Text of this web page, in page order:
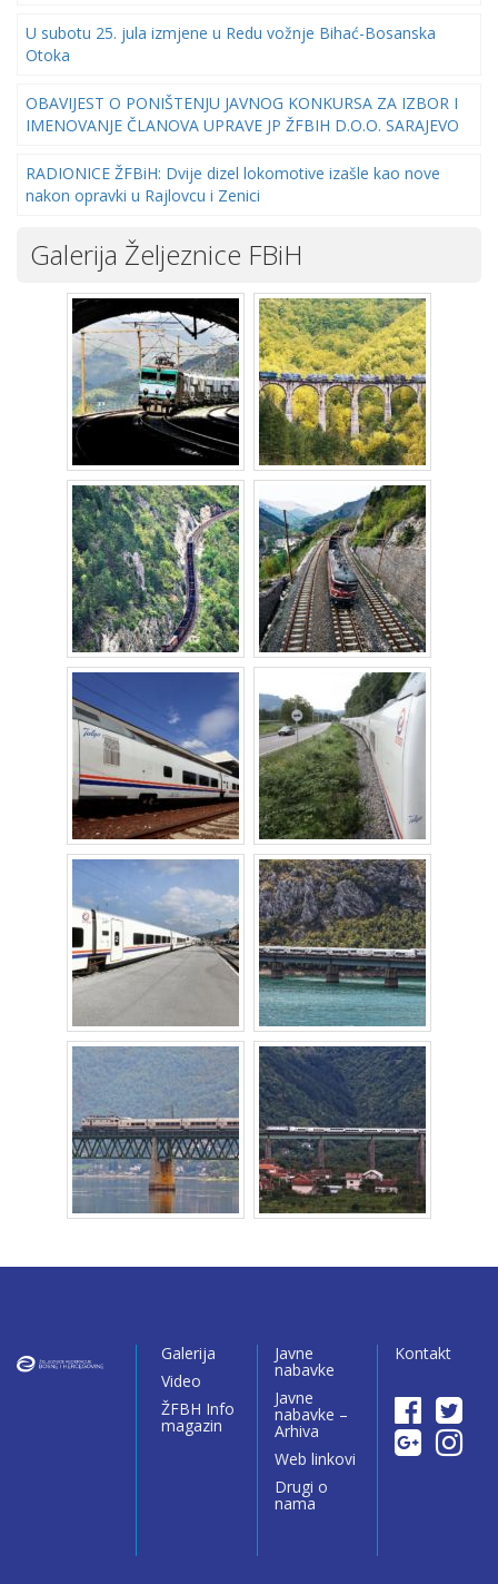
U subotu 25. jula izmjene u Redu vožnje Bihać-Bosanska
Otoka
OBAVIJEST O PONIŠTENJU JAVNOG KONKURSA ZA IZBOR I
IMENOVANJE ČLANOVA UPRAVE JP ŽFBIH D.O.O. SARAJEVO
RADIONICE ŽFBiH: Dvije dizel lokomotive izašle kao nove
nakon opravki u Rajlovcu i Zenici
Galerija Željeznice FBiH
Galerija
Video
ŽFBH Info
magazin
Javne
nabavke
Javne
nabavke –
Arhiva
Web linkovi
Drugi o
nama
Kontakt